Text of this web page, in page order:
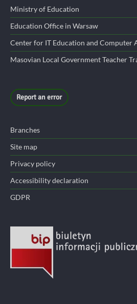
Ministry of Education
Education Office in Warsaw
Center for IT Education and Computer
Masovian Local Government Teacher
Report an error
Branches
Site map
Privacy policy
Accessibility declaration
GDPR